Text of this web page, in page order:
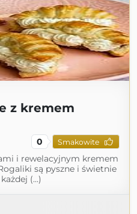
z kremem
0 Smakowite
i rewelacyjnym kremem
są pyszne i świetnie
(...)